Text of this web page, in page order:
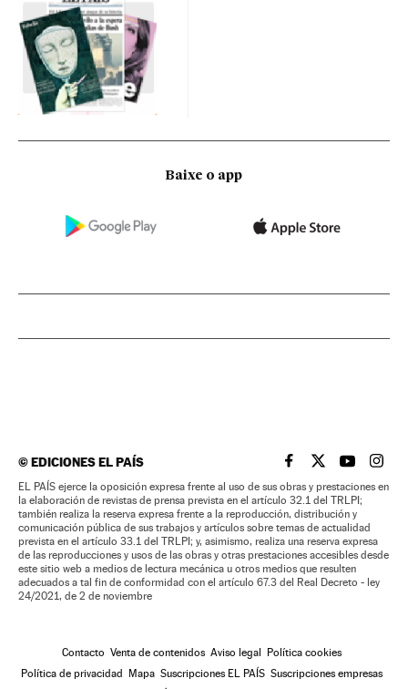
Baixe o app
©EDICIONES EL PAÍS EL PAÍS BRASIL EN
EL PAÍSEL PAÍS
EL
EL PAÍS ejerce la oposición expresa frente al uso de sus obras y prestaciones en
la elaboración de revistas de prensa prevista en el artículo 32.1 del TRLPI;
también realiza la reserva expresa frente a la reproducción, distribución y
comunicación pública de sus trabajos y artículos sobre temas de actualidad
prevista en el artículo 33.1 del TRLPI; y, asimismo, realiza una reserva expresa
de las reproducciones y usos de las obras y otras prestaciones accesibles desde
este sitio web a medios de lectura mecánica u otros medios que resulten
adecuados a tal fin de conformidad con el artículo 67.3 del Real Decreto - ley
24/2021, de 2 de noviembre
Contacto Venta de contenidos Aviso legal Política cookies
Política de privacidad Mapa Suscripciones EL PAÍS Suscripciones empresas